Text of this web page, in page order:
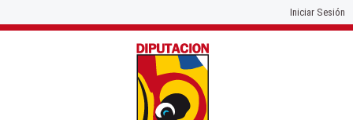
Iniciar Sesión